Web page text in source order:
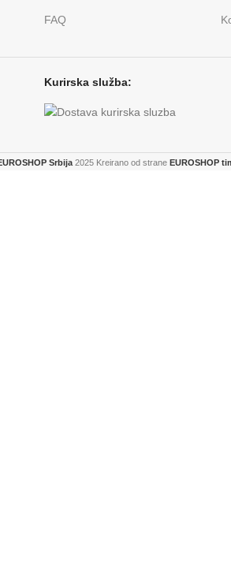
FAQ
Kurirska služba:
Srbija 2025 Kreirano od strane EUROSHOP